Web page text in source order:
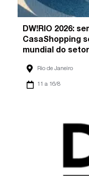
DW!RIO 2026:
CasaShopping
mundial do setor
Rio de Janeiro
11 a 16/8